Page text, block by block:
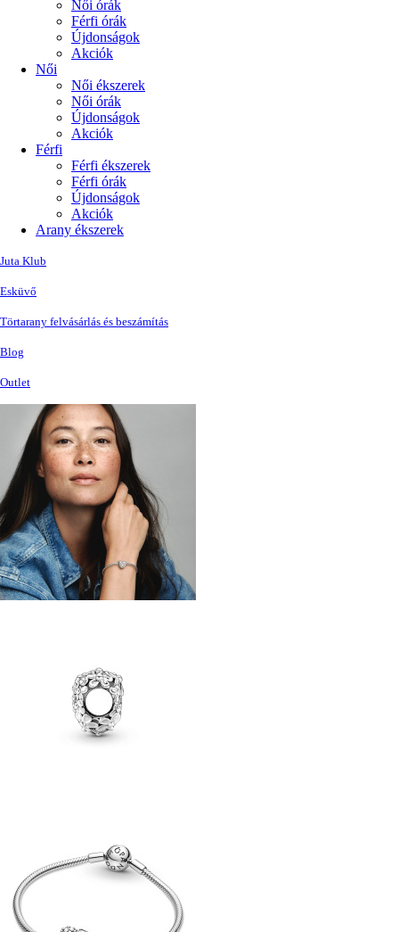
Női órák
Férfi órák
Újdonságok
Akciók
Női
Női ékszerek
Női órák
Újdonságok
Akciók
Férfi
Férfi ékszerek
Férfi órák
Újdonságok
Akciók
Arany ékszerek
Juta Klub
Esküvő
Törtarany felvásárlás és beszámítás
Blog
Outlet